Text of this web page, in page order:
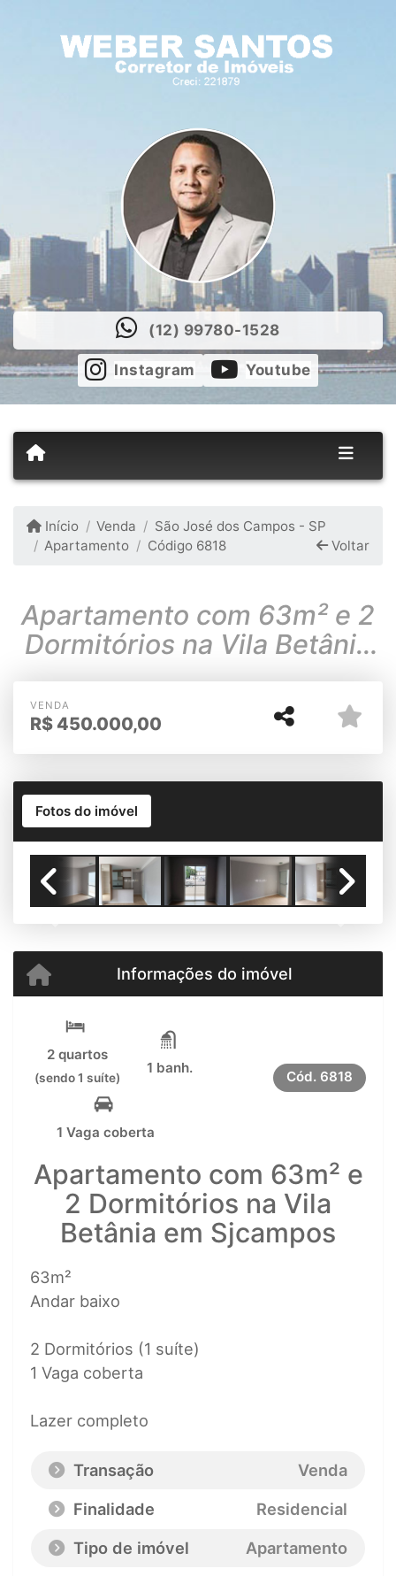
(12) 99780-1528
Instagram Youtube
Início Venda
São José dos Campos - SP
Apartamento
Código 6818 Voltar
Apartamento com 63m² e 2
Dormitórios na Vila Betânia
em Sjcampos
VENDA
R$ 450.000,00
Fotos do imóvel
Informações do imóvel
2 quartos
(sendo 1 suíte)
1 banh.
1 Vaga coberta
Cód. 6818
Apartamento com 63m² e
2 Dormitórios na Vila
Betânia em Sjcampos
63m²
Andar baixo
2 Dormitórios (1 suíte)
1 Vaga coberta
Lazer completo
Transação
Venda
Finalidade
Residencial
Tipo de imóvel
Apartamento